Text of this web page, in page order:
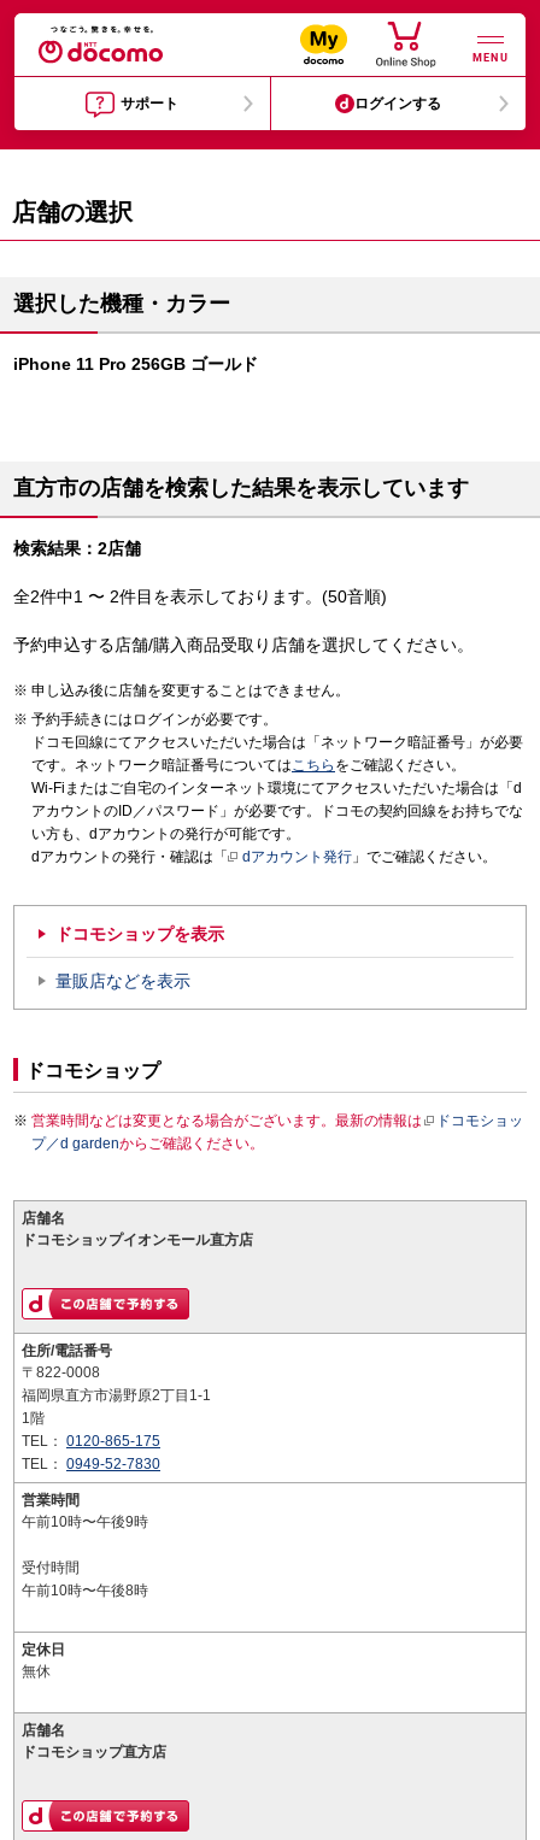
MENU
サポート ログインする
店舗の選択
選択した機種・カラー
iPhone 11 Pro 256GB ゴールド
直方市の店舗を検索した結果を表示しています
検索結果：2店舗
全2件中1 〜 2件目を表示しております。(50音順)
予約申込する店舗/購入商品受取り店舗を選択してください。
申し込み後に店舗を変更することはできません。
予約手続きにはログインが必要です。
ドコモ回線にてアクセスいただいた場合は「ネットワーク暗証番号」が必要
です。ネットワーク暗証番号についてはこちら をご確認ください。
Wi-Fiまたはご自宅のインターネット環境にてアクセスいただいた場合は「d
アカウントのID／パスワード」が必要です。ドコモの契約回線をお持ちでな
い方も、dアカウントの発行が可能です。
dアカウントの発行・確認は「
dアカウント発行 」でご確認ください。
ドコモショップを表示
量販店などを表示
ドコモショップ
営業時間などは変更となる場合がございます。最新の情報は
ドコモショッ
プ／d gardenからご確認ください。
店舗名
ドコモショップイオンモール直方店
住所/電話番号
〒822-0008
福岡県直方市湯野原2丁目1-1
1階
TEL： 0120-865-175
TEL： 0949-52-7830
営業時間
午前10時〜午後9時
受付時間
午前10時〜午後8時
定休日
無休
店舗名
ドコモショップ直方店